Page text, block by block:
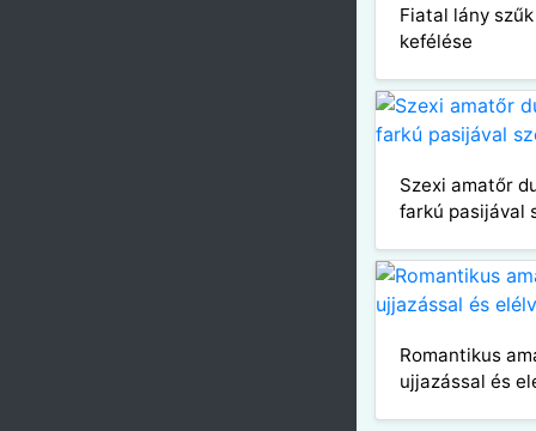
Fiatal lány
kefélése
Szexi amatőr
farkú pasijával
Romantikus
ujjazással és